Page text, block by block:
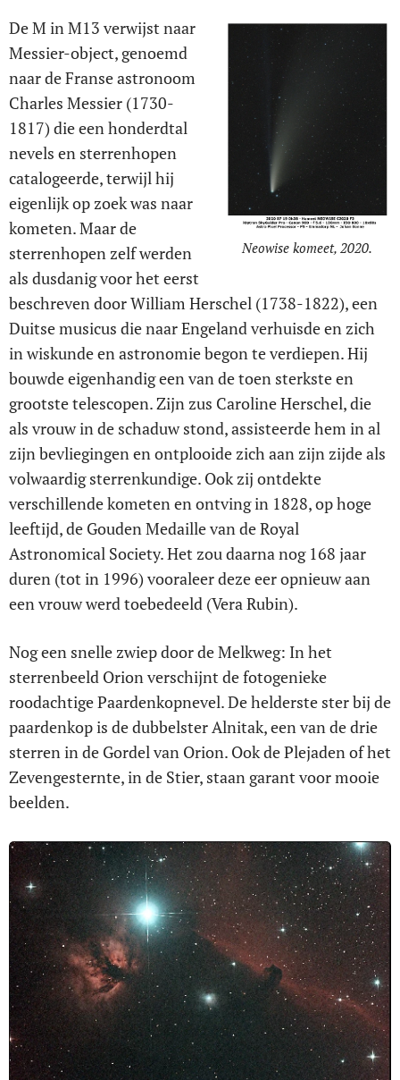
Neowise komeet, 2020.
De M in M13 verwijst naar
Messier-object, genoemd
naar de Franse astronoom
Charles Messier (1730-
1817) die een honderdtal
nevels en sterrenhopen
catalogeerde, terwijl hij
eigenlijk op zoek was naar
kometen. Maar de
sterrenhopen zelf werden
als dusdanig voor het eerst
beschreven door William Herschel (1738-1822), een
Duitse musicus die naar Engeland verhuisde en zich
in wiskunde en astronomie begon te verdiepen. Hij
bouwde eigenhandig een van de toen sterkste en
grootste telescopen. Zijn zus Caroline Herschel, die
als vrouw in de schaduw stond, assisteerde hem in al
zijn bevliegingen en ontplooide zich aan zijn zijde als
volwaardig sterrenkundige. Ook zij ontdekte
verschillende kometen en ontving in 1828, op hoge
leeftijd, de Gouden Medaille van de Royal
Astronomical Society. Het zou daarna nog 168 jaar
duren (tot in 1996) vooraleer deze eer opnieuw aan
een vrouw werd toebedeeld (Vera Rubin).
Nog een snelle zwiep door de Melkweg: In het
sterrenbeeld Orion verschijnt de fotogenieke
roodachtige Paardenkopnevel. De helderste ster bij de
paardenkop is de dubbelster Alnitak, een van de drie
sterren in de Gordel van Orion. Ook de Plejaden of het
Zevengesternte, in de Stier, staan garant voor mooie
beelden.